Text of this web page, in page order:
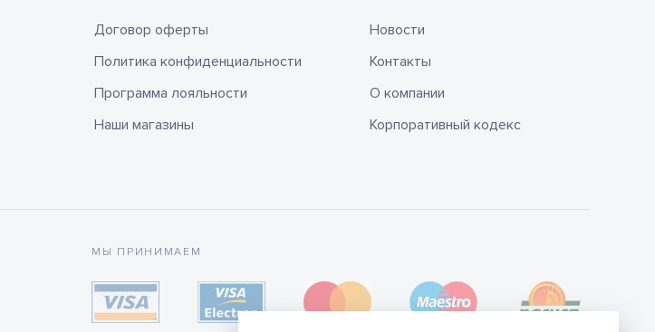
Договор оферты
Политика конфиденциальности
Программа лояльности
Наши магазины
Новости
Контакты
О компании
Корпоративный кодекс
МЫ ПРИНИМАЕМ